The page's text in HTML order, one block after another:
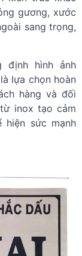
gương, xước
sang trọng,
định hình ảnh
lựa chọn hoàn
hàng và đối
inox tạo cảm
hiện sức mạnh